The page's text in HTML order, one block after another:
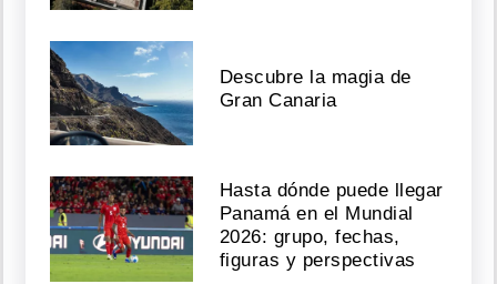
Descubre la magia de
Gran Canaria
Hasta dónde puede llegar
Panamá en el Mundial
2026: grupo, fechas,
figuras y perspectivas